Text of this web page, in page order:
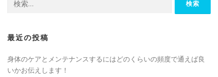
索:
最近の投稿
身体のケアとメンテナンスするにはどのくらいの頻度で通えば良
いかお伝えします！